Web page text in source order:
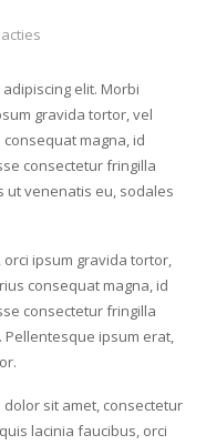
a
Gallery
Post
elit. Morbi
gravida tortor, vel
magna, id
consectetur fringilla
ut venenatis eu, sodales
ipsum gravida tortor,
consequat magna, id
consectetur fringilla
Pellentesque ipsum erat,
sit amet, consectetur
lacinia faucibus, orci